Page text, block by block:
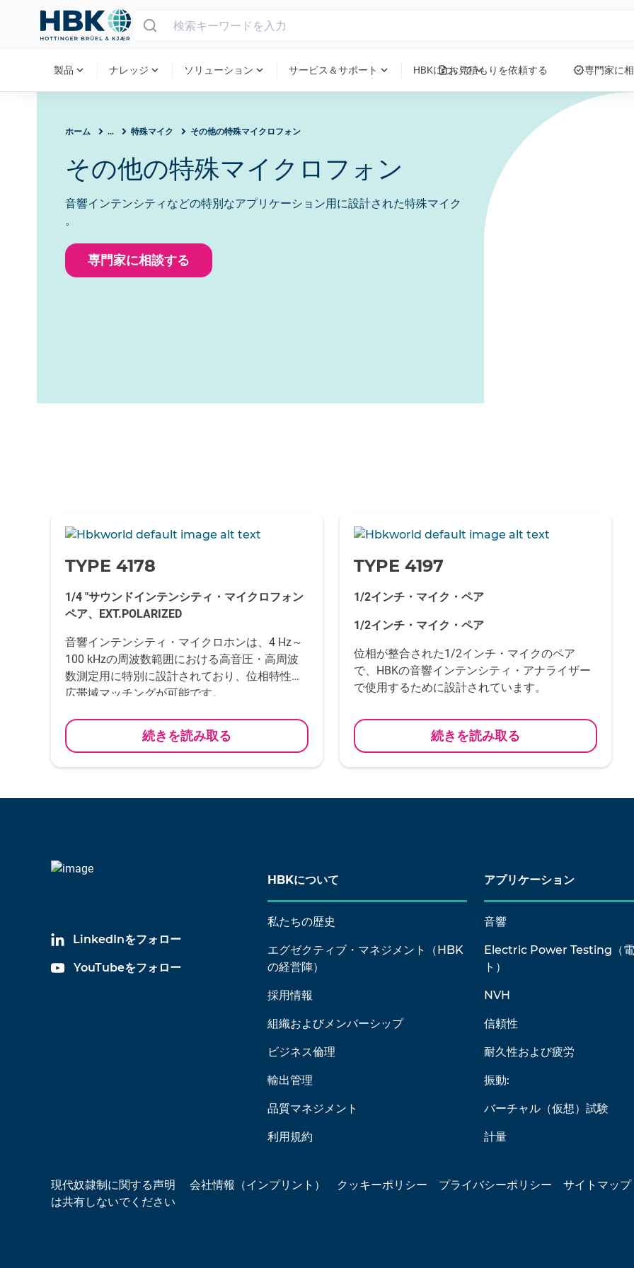
製品 expand_more ナレッジ expand_more ソリューション expand_more サービス＆サポート expand_more HBKについてexpand_more
request_quoteお見積もりを依頼する verified専門家に
ホーム ... 特殊マイク その他の特殊マイクロフォン
その他の特殊マイクロフォン
音響インテンシティなどの特別なアプリケーション用に設計された特殊マイク
。
専門家に相談する
-
TYPE 4178
1/4 "サウンドインテンシティ・マイクロフォン
ペア、EXT.POLARIZED
音響インテンシティ・マイクロホンは、4 Hz～
100 kHzの周波数範囲における高音圧・高周波
数測定用に特別に設計されており、位相特性の
広帯域マッチングが可能です。
続きを読み取る
-
TYPE 4197
1/2インチ・マイク・ペア
1/2インチ・マイク・ペア
位相が整合された1/2インチ・マイクのペア
で、HBKの音響インテンシティ・アナライザー
で使用するために設計されています。
続きを読み取る
LinkedInをフォロー
YouTubeをフォロー
HBKについて
私たちの歴史
エグゼクティブ・マネジメント（HBK
の経営陣）
採用情報
組織およびメンバーシップ
ビジネス倫理
輸出管理
品質マネジメント
利用規約
アプリケーション
音響
Electric Power Testing（
ト）
NVH
信頼性
耐久性および疲労
振動:
バーチャル（仮想）試験
計量
現代奴隷制に関する声明 会社情報（インプリント） クッキーポリシー プライバシーポリシー
サイトマップ
は共有しないでください